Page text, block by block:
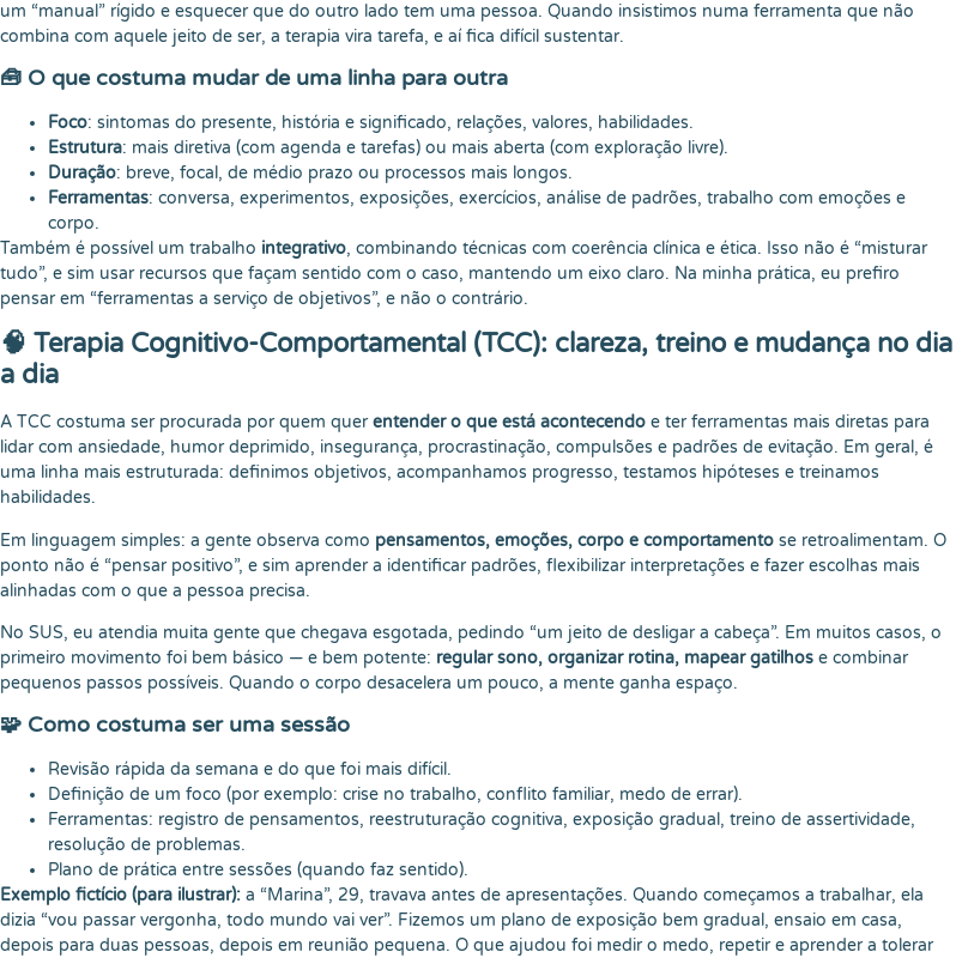
um “manual” rígido e esquecer que do outro lado tem uma pessoa. Quando insistimos numa ferramenta que não
combina com aquele jeito de ser, a terapia vira tarefa, e aí fica difícil sustentar.
🧰 O que costuma mudar de uma linha para outra
Foco: sintomas do presente, história e significado, relações, valores, habilidades.
Estrutura: mais diretiva (com agenda e tarefas) ou mais aberta (com exploração livre).
Duração: breve, focal, de médio prazo ou processos mais longos.
Ferramentas: conversa, experimentos, exposições, exercícios, análise de padrões, trabalho com emoções e
corpo.
Também é possível um trabalho integrativo, combinando técnicas com coerência clínica e ética. Isso não é “misturar
tudo”, e sim usar recursos que façam sentido com o caso, mantendo um eixo claro. Na minha prática, eu prefiro
pensar em “ferramentas a serviço de objetivos”, e não o contrário.
🧠 Terapia Cognitivo-Comportamental (TCC): clareza, treino e mudança no dia
a dia
A TCC costuma ser procurada por quem querentender o que está acontecendo e ter ferramentas mais diretas para
lidar com ansiedade, humor deprimido, insegurança, procrastinação, compulsões e padrões de evitação. Em geral, é
uma linha mais estruturada: definimos objetivos, acompanhamos progresso, testamos hipóteses e treinamos
habilidades.
Em linguagem simples: a gente observa como pensamentos, emoções, corpo e comportamento se retroalimentam. O
ponto não é “pensar positivo”, e sim aprender a identificar padrões, flexibilizar interpretações e fazer escolhas mais
alinhadas com o que a pessoa precisa.
No SUS, eu atendia muita gente que chegava esgotada, pedindo “um jeito de desligar a cabeça”. Em muitos casos, o
primeiro movimento foi bem básico — e bem potente: regular sono, organizar rotina, mapear gatilhos e combinar
pequenos passos possíveis. Quando o corpo desacelera um pouco, a mente ganha espaço.
🧩 Como costuma ser uma sessão
Revisão rápida da semana e do que foi mais difícil.
Definição de um foco (por exemplo: crise no trabalho, conflito familiar, medo de errar).
Ferramentas: registro de pensamentos, reestruturação cognitiva, exposição gradual, treino de assertividade,
resolução de problemas.
Plano de prática entre sessões (quando faz sentido).
Exemplo fictício (para ilustrar): a “Marina”, 29, travava antes de apresentações. Quando começamos a trabalhar, ela
dizia “vou passar vergonha, todo mundo vai ver”. Fizemos um plano de exposição bem gradual, ensaio em casa,
depois para duas pessoas, depois em reunião pequena. O que ajudou foi medir o medo, repetir e aprender a tolerar